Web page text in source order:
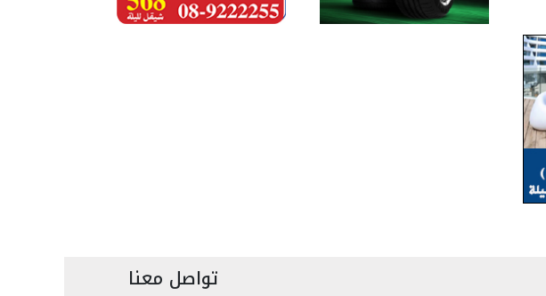
تواصل معنا